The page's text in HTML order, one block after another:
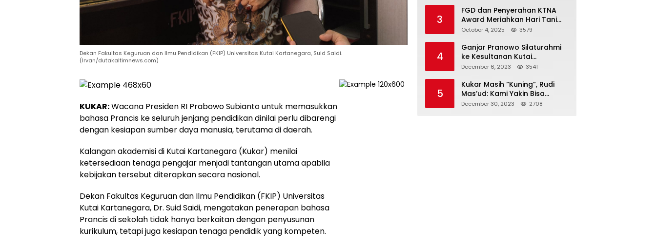
Dekan Fakultas Keguruan dan Ilmu Pendidikan (FKIP) Universitas Kutai Kartanegara, Suid Saidi.
(Irvan/dutakaltimnews.com)
KUKAR:Wacana Presiden RI Prabowo Subianto untuk memasukkan
bahasa Prancis ke seluruh jenjang pendidikan dinilai perlu dibarengi
dengan kesiapan sumber daya manusia, terutama di daerah.
Kalangan akademisi di Kutai Kartanegara (Kukar) menilai
ketersediaan tenaga pengajar menjadi tantangan utama apabila
kebijakan tersebut diterapkan secara nasional.
Dekan Fakultas Keguruan dan Ilmu Pendidikan (FKIP) Universitas
Kutai Kartanegara, Dr. Suid Saidi, mengatakan penerapan bahasa
Prancis di sekolah tidak hanya berkaitan dengan penyusunan
kurikulum, tetapi juga kesiapan tenaga pendidik yang kompeten.
3
FGD dan Penyerahan KTNA
Award Meriahkan Hari Tani
Nasional di Kukar
October 4, 2025 3579
4
Ganjar Pranowo Silaturahmi
ke Kesultanan Kutai
Kartanegara
December 6, 2023 3541
5
Kukar Masih “Kuning”, Rudi
Mas’ud: Kami Yakin Bisa
Menang di Pemilu 2024
December 30, 2023 2708